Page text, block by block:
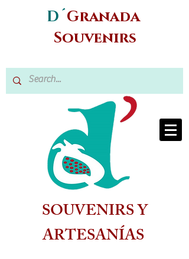
D´Granada
Souvenirs
SOUVENIRS Y
ARTESANÍAS